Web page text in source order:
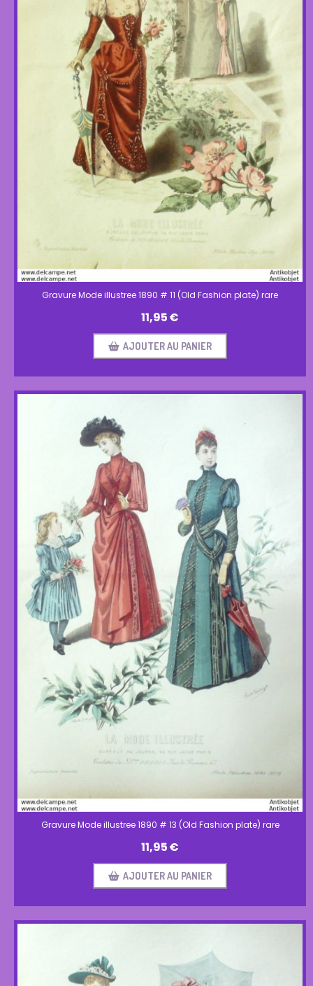
Gravure Mode illustree 1890 # 11 (Old Fashion plate) rare
11,95€
AJOUTER AU PANIER
Gravure Mode illustree 1890 # 13 (Old Fashion plate) rare
11,95€
AJOUTER AU PANIER